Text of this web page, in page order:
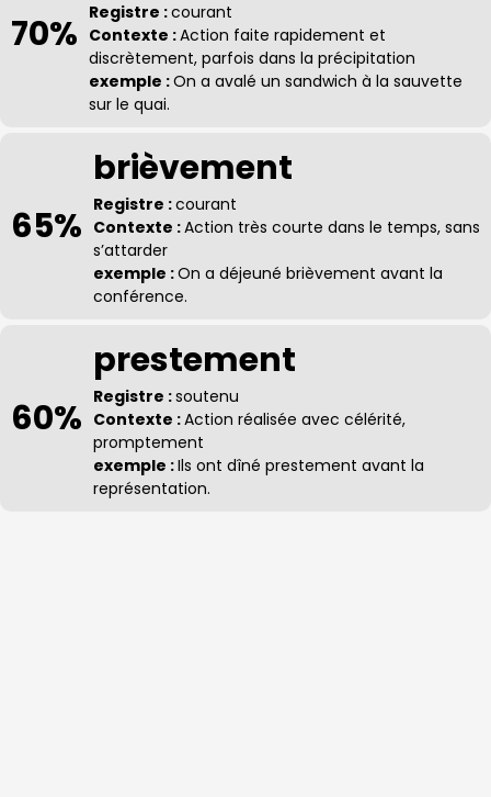
70% Registre :courant
Contexte :Action faite rapidement et
discrètement, parfois dans la précipitation
exemple :On a avalé un sandwich à la sauvette
sur le quai.
65%
brièvement
Registre :courant
Contexte :Action très courte dans le temps, sans
s’attarder
exemple :On a déjeuné brièvement avant la
conférence.
60%
prestement
Registre :soutenu
Contexte :Action réalisée avec célérité,
promptement
exemple :Ils ont dîné prestement avant la
représentation.